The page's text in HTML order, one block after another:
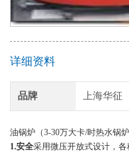
详细资料
品牌 上海华征
油锅炉（3-30万大卡/时热水锅
1.安全采用微压开放式设计，